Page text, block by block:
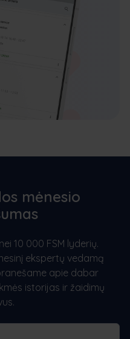
mėnesio
10 000 FSM lyderių.
ekspertų vedamą
apie dabar
istorijas ir žaidimų